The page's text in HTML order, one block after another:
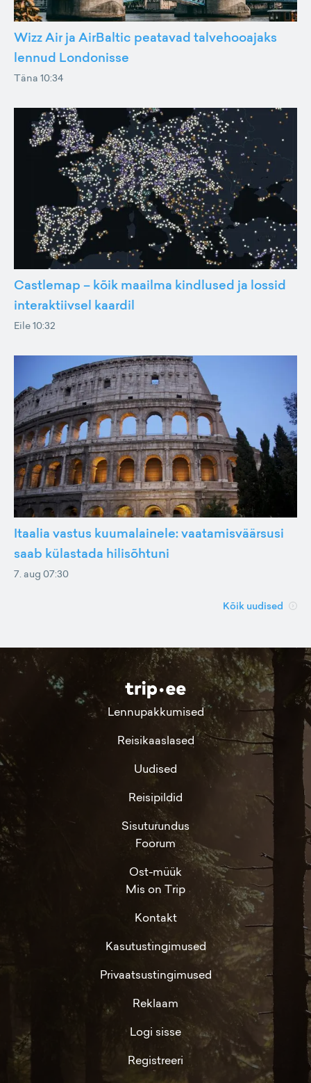
Wizz Air ja AirBaltic peatavad talvehooajaks
lennud Londonisse
Täna 10:34
Castlemap – kõik maailma kindlused ja lossid
interaktiivsel kaardil
Eile 10:32
Itaalia vastus kuumalainele: vaatamisväärsusi
saab külastada hilisõhtuni
7. aug 07:30
Kõik uudised
Lennupakkumised
Reisikaaslased
Uudised
Reisipildid
Sisuturundus
Foorum
Ost-müük
Mis on Trip
Kontakt
Kasutustingimused
Privaatsustingimused
Reklaam
Logi sisse
Registreeri